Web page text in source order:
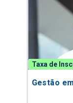
Taxa de
Gestão